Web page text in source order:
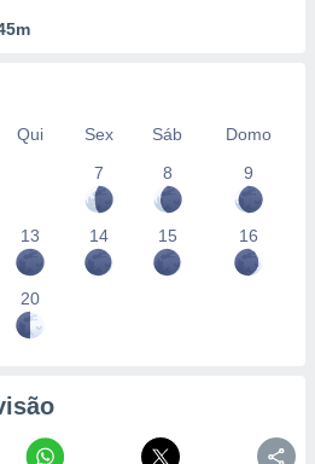
Qui Sex Sáb
Domo
7
8 9
13 14 15 16
20